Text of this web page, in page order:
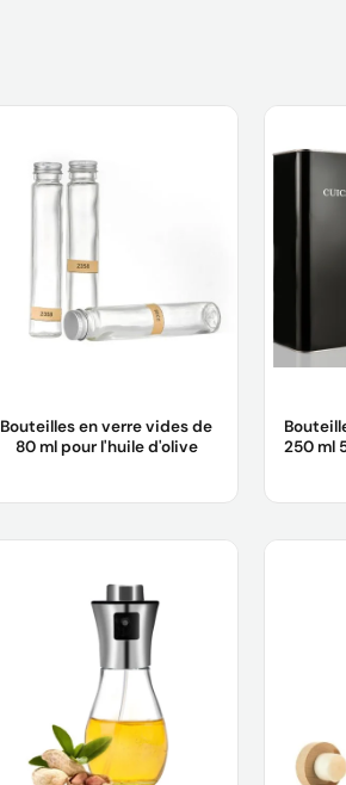
Bouteilles en verre vides de
80 ml pour l'huile d'olive
L'échantillon est
gratuit pour vous.
Logo du client acceptable
Apprendre encore plus
250 ml
gratuit